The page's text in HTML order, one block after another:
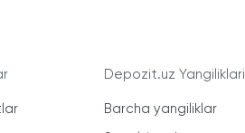
Depozit.uz Yangiliklari
Barcha yangiliklar